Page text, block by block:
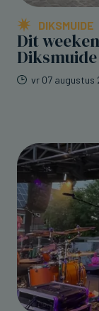
DIKSMUIDE
Dit
Diksmuide
vr 07 augustus